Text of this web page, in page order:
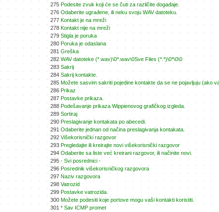
275 Podesite zvuk koji će se čuti za različite događaje.
276 Odaberite ugrađene, ili neku svoju WAV datoteku.
277 Kontakt je na mreži
278 Kontakt nije na mreži
279 Stigla je poruka
280 Poruka je odaslana
281 Greška
282 WAV datoteke (*.wav)\0*.wav\0Sve Files (*.*)\0*\0\0
283 Sakrij
284 Sakrij kontakte.
285 Možete sasvim sakriti pojedine kontakte da se ne pojavljuju (ako
286 Prikaz
287 Postavke prikaza.
288 Podešavanje prikaza Wippienovog grafičkog izgleda.
289 Sortiraj
290 Preslagivanje kontakata po abecedi.
291 Odaberite jednan od načina preslagivanja kontakata.
292 Višekorisnički razgovor
293 Pregledajte ili kreirajte novi višekorisnički razgovor
294 Odaberite sa liste već kreirani razgovor, ili načinite novi.
295 - Svi posrednici -
296 Posrednik višekorisničkog razgovora
297 Naziv razgovora
298 Vatrozid
299 Postavke vatrozida.
300 Možete podesiti koje portove mogu vaši kontakti koristiti.
301 * Sav ICMP promet